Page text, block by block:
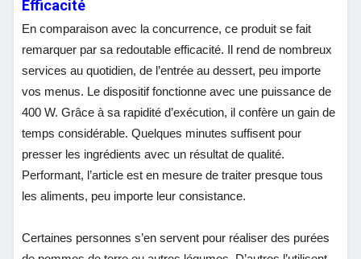
Efficacité
En comparaison avec la concurrence, ce produit se fait
remarquer par sa redoutable efficacité. Il rend de nombreux
services au quotidien, de l’entrée au dessert, peu importe
vos menus. Le dispositif fonctionne avec une puissance de
400 W. Grâce à sa rapidité d’exécution, il confère un gain de
temps considérable. Quelques minutes suffisent pour
presser les ingrédients avec un résultat de qualité.
Performant, l’article est en mesure de traiter presque tous
les aliments, peu importe leur consistance.
Certaines personnes s’en servent pour réaliser des purées